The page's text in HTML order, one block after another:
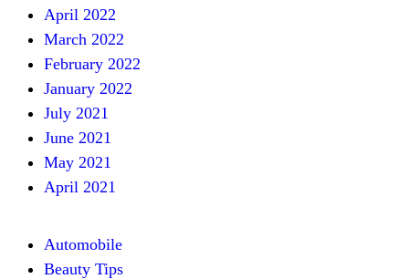
April 2022
March 2022
February 2022
January 2022
July 2021
June 2021
May 2021
April 2021
Automobile
Beauty Tips